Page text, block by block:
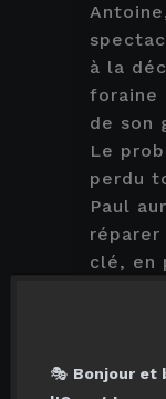
Tarif enfant (jusqu'à
ans) : 10,00 €
Tarif billet famille
enfants) : 40,00 €
Places
Tarif adulte : 12,00
à la
foraine
de son
Le
perdu
Paul
réparer
clé, en
de
🎭 Bonjour et